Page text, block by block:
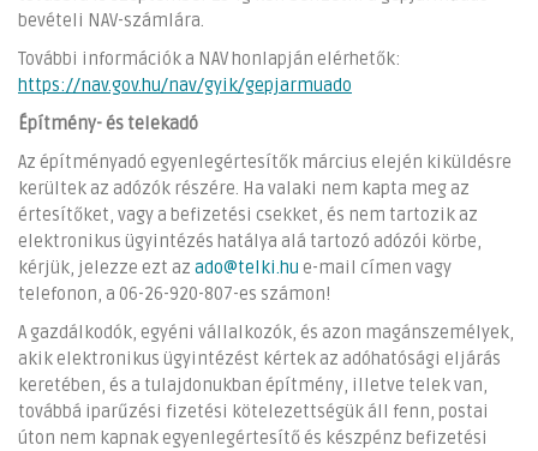
bevételi NAV-számlára.
További információk a NAV honlapján elérhetők:
https://nav.gov.hu/nav/gyik/gepjarmuado
Építmény- és telekadó
Az építményadó egyenlegértesítők március elején kiküldésre
kerültek az adózók részére. Ha valaki nem kapta meg az
értesítőket, vagy a befizetési csekket, és nem tartozik az
elektronikus ügyintézés hatálya alá tartozó adózói körbe,
kérjük, jelezze ezt az ado@telki.hu e-mail címen vagy
telefonon, a 06-26-920-807-es számon!
A gazdálkodók, egyéni vállalkozók, és azon magánszemélyek,
akik elektronikus ügyintézést kértek az adóhatósági eljárás
keretében, és a tulajdonukban építmény, illetve telek van,
továbbá iparűzési fizetési kötelezettségük áll fenn, postai
úton nem kapnak egyenlegértesítő és készpénz befizetési